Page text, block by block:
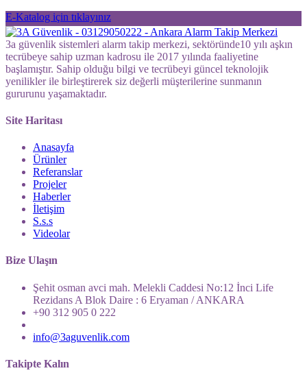
E-Katalog için tıklayınız
3a güvenlik sistemleri alarm takip merkezi, sektöründe10 yılı aşkın
tecrübeye sahip uzman kadrosu ile 2017 yılında faaliyetine
başlamıştır. Sahip olduğu bilgi ve tecrübeyi güncel teknolojik
yenilikler ile birleştirerek siz değerli müşterilerine sunmanın
gururunu yaşamaktadır.
Site Haritası
Anasayfa
Ürünler
Referanslar
Projeler
Haberler
İletişim
S.s.s
Videolar
Bize Ulaşın
Şehit osman avci mah. Melekli Caddesi No:12 İnci Life
Rezidans A Blok Daire : 6 Eryaman / ANKARA
+90 312 905 0 222
info@3aguvenlik.com
Takipte Kalın